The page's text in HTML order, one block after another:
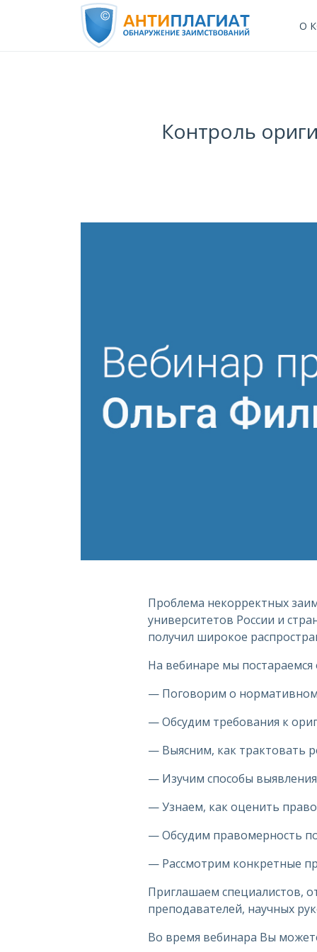
О
Контроль
Проблема некорректных
университетов России и
получил широкое
На вебинаре мы
— Поговорим о нормативном
— Обсудим требования к
— Выясним, как трактовать
— Изучим способы
— Узнаем, как оценить
— Обсудим правомерность
— Рассмотрим конкретные
Приглашаем специалистов,
преподавателей, научных
Во время вебинара Вы